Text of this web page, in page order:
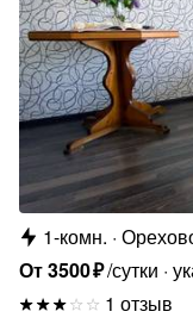
1-комн.
От3500₽/сутки
1 отзыв